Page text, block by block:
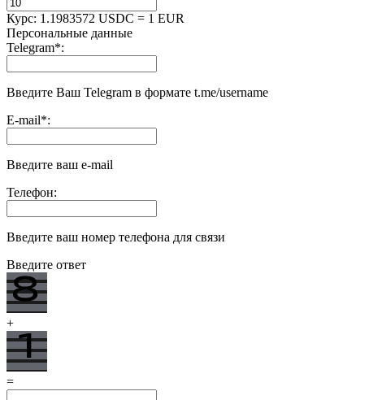
Курс: 1.1983572 USDC = 1 EUR
Персональные данные
Telegram*:
Введите Ваш Telegram в формате t.me/username
E-mail*:
Введите ваш e-mail
Телефон:
Введите ваш номер телефона для связи
Введите ответ
+
=